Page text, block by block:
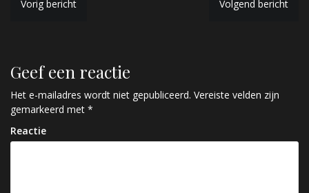
B
i
c
h
t
Vorig bericht Volgend bericht
Geef een reactie
Het e-mailadres wordt niet gepubliceerd. Vereiste velden zijn
gemarkeerd met *
Reactie